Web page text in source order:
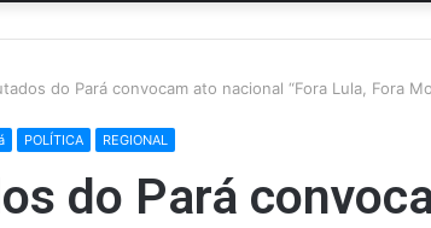
do Pará convocam ato nacional “Fora Lula, Fora
POLÍTICA REGIONAL
do Pará